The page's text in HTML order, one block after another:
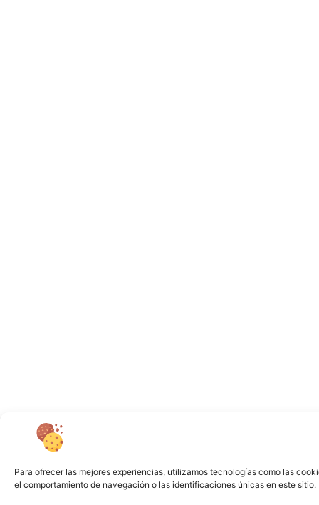
Para ofrecer las mejores experiencias, utilizamos tecnologías como las
el comportamiento de navegación o las identificaciones únicas en este